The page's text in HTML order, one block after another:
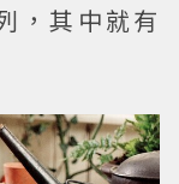
，其中就有